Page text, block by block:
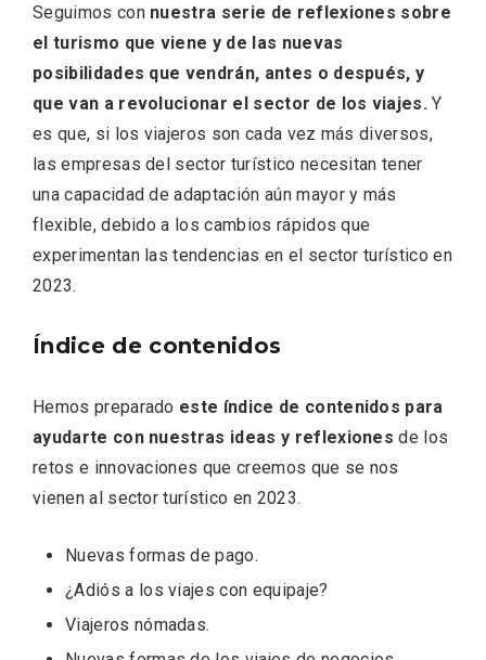
Seguimos con nuestra serie de reflexiones sobre
el turismo que viene y de las nuevas
posibilidades que vendrán, antes o después, y
que van a revolucionar el sector de los viajes. Y
es que, si los viajeros son cada vez más diversos,
las empresas del sector turístico necesitan tener
una capacidad de adaptación aún mayor y más
flexible, debido a los cambios rápidos que
experimentan las tendencias en el sector turístico en
2023.
Índice de contenidos
Hemos preparado este índice de contenidos para
ayudarte con nuestras ideas y reflexiones de los
retos e innovaciones que creemos que se nos
vienen al sector turístico en 2023.
Nuevas formas de pago.
¿Adiós a los viajes con equipaje?
Viajeros nómadas.